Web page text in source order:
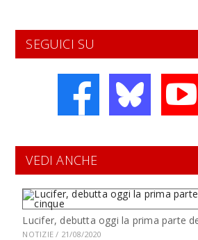
SEGUICI SU
VEDI ANCHE
Lucifer, debutta oggi la prima parte
NOTIZIE / 21/08/2020